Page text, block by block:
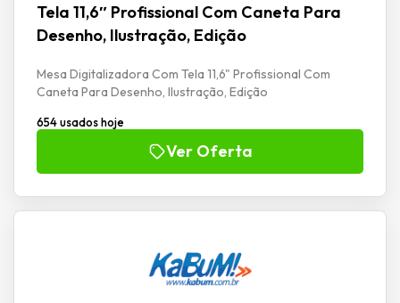
Tela 11,6″ Profissional Com Caneta Para
Desenho, Ilustração, Edição
Mesa Digitalizadora Com Tela 11,6" Profissional Com
Caneta Para Desenho, Ilustração, Edição
654 usados hoje
Ver Oferta